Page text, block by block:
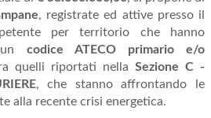
, registrate ed attive presso il
per territorio che hanno
un codice ATECO primario e/o
quelli riportati nella Sezione C -
, che stanno affrontando le
alla recente crisi energetica.